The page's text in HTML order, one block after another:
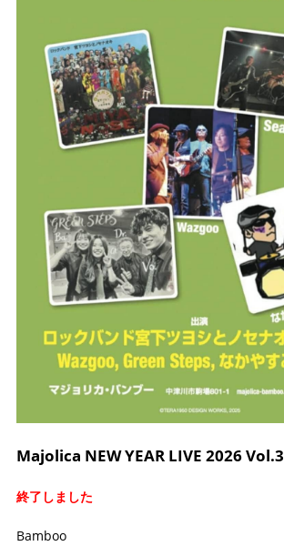
Majolica NEW YEAR LIVE 2026 Vol.3
終了しました
Bamboo